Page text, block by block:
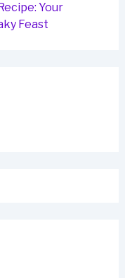
Your
Feast